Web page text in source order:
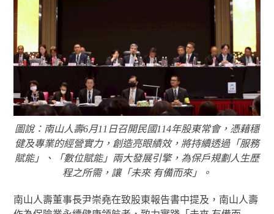
圖說：南山人壽6月11日召開民國114年股東常會，憑藉穩
健及專業的經營實力，創造亮眼績效，將持續透過「服務
賦能」、「數位賦能」兩大發展引擎，為保戶規劃人生歷
程之所需，讓「未來 有備而來」。
南山人壽董事長尹崇堯在致股東報告書中提及，南山人壽